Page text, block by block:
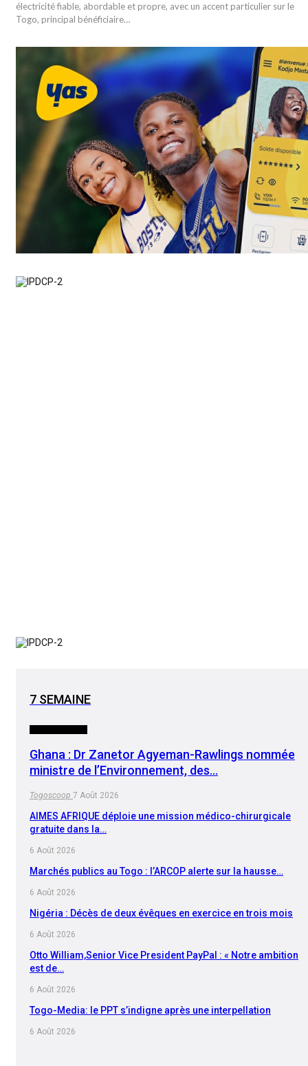
électricité fiable, abordable et propre, avec un accent particulier sur le
Togo, principal bénéficiaire…
7 SEMAINE
Ghana : Dr Zanetor Agyeman-Rawlings nommée
ministre de l’Environnement, des…
Togoscoop 7 Août 2026
AIMES AFRIQUE déploie une mission médico-chirurgicale
gratuite dans la…
6 Août 2026
Marchés publics au Togo : l’ARCOP alerte sur la hausse…
6 Août 2026
Nigéria : Décès de deux évêques en exercice en trois mois
6 Août 2026
Otto William,Senior Vice President PayPal : « Notre ambition
est de…
6 Août 2026
Togo-Media: le PPT s’indigne après une interpellation
6 Août 2026